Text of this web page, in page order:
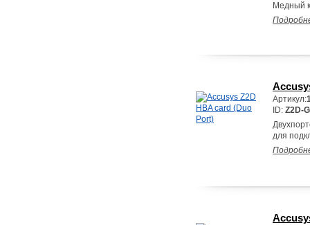
Медный
Артикул:
ID: Z2D-
для